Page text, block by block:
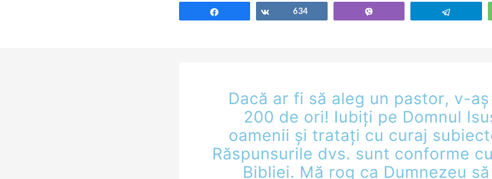
au fost aleși și chemați în
slujba aceasta de însuși
Merci anticipat pentru
răspunsurile dvs. Având
Share634